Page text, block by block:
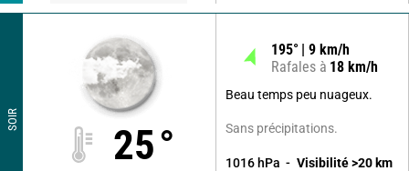
SOIR
25°
195° 9 km/h
Rafales à 18 km/h
Beau temps peu nuageux.
Sans précipitations.
1016 hPa Visibilité >20 km